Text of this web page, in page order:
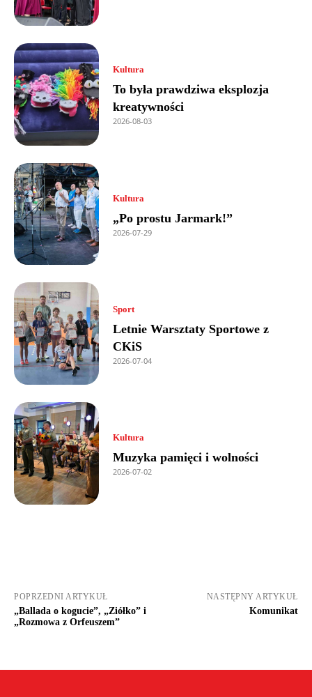
Kultura
To była prawdziwa eksplozja
kreatywności
2026-08-03
Kultura
„Po prostu Jarmark!”
2026-07-29
Sport
Letnie Warsztaty Sportowe z
CKiS
2026-07-04
Kultura
Muzyka pamięci i wolności
2026-07-02
POPRZEDNI ARTYKUŁ
„Ballada o kogucie”, „Ziółko” i
„Rozmowa z Orfeuszem”
NASTĘPNY ARTYKUŁ
Komunikat